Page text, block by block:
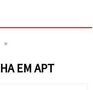
»
ЕМ АРТ